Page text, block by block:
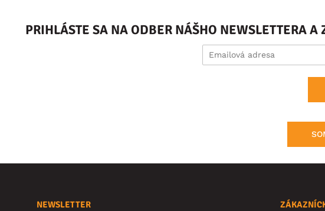
PRIHLÁSTE SA NA ODBER NÁŠHO NEWSLETTERA
NEWSLETTER